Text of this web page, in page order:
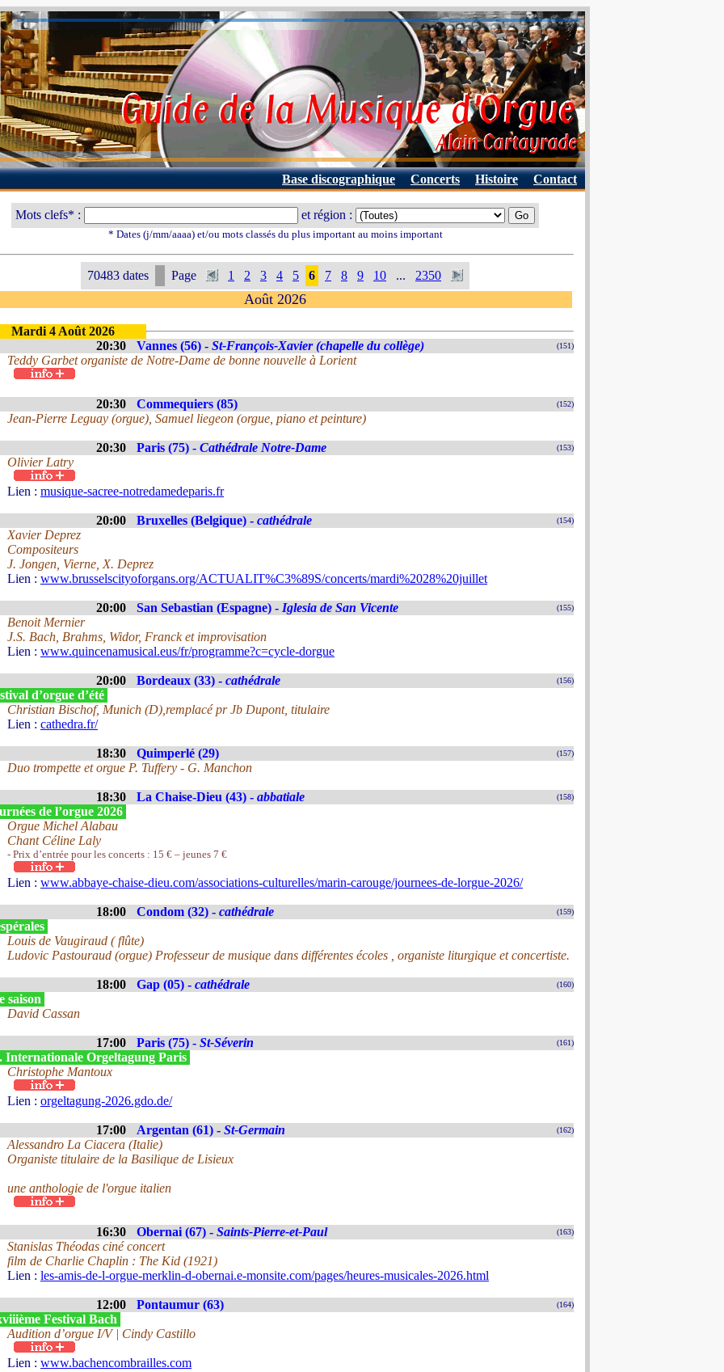
Base discographique Concerts Histoire Contact
Mots clefs* : et région :
* Dates (j/mm/aaaa) et/ou mots classés du plus important au moins important
70483 dates Page 1 2 3 4 5 6 7 8 9 10 ... 2350
Août 2026
Mardi 4 Août 2026
20:30
Vannes (56) - St-François-Xavier (chapelle du collège) (151)
Teddy Garbet organiste de Notre-Dame de bonne nouvelle à Lorient
20:30 Commequiers (85) (152)
Jean-Pierre Leguay (orgue), Samuel liegeon (orgue, piano et peinture)
20:30 Paris (75) - Cathédrale Notre-Dame (153)
Olivier Latry
Lien : musique-sacree-notredamedeparis.fr
20:00 Bruxelles (Belgique) - cathédrale (154)
Xavier Deprez
Compositeurs
J. Jongen, Vierne, X. Deprez
Lien : www.brusselscityoforgans.org/ACTUALIT%C3%89S/concerts/mardi%2028%20juillet
20:00 San Sebastian (Espagne) - Iglesia de San Vicente (155)
Benoit Mernier
J.S. Bach, Brahms, Widor, Franck et improvisation
Lien : www.quincenamusical.eus/fr/programme?c=cycle-dorgue
20:00 Bordeaux (33) - cathédrale (156)
d’orgue d’été
Christian Bischof, Munich (D),remplacé pr Jb Dupont, titulaire
Lien : cathedra.fr/
18:30 Quimperlé (29) (157)
Duo trompette et orgue P. Tuffery - G. Manchon
18:30 La Chaise-Dieu (43) - abbatiale (158)
de l’orgue 2026
Orgue Michel Alabau
Chant Céline Laly
- Prix d’entrée pour les concerts : 15 € – jeunes 7 €
Lien : www.abbaye-chaise-dieu.com/associations-culturelles/marin-carouge/journees-de-lorgue-2026/
18:00 Condom (32) - cathédrale (159)
Louis de Vaugiraud ( flûte)
Ludovic Pastouraud (orgue) Professeur de musique dans différentes écoles , organiste liturgique et concertiste.
18:00 Gap (05) - cathédrale (160)
saison
David Cassan
17:00 Paris (75) - St-Séverin (161)
Internationale Orgeltagung Paris
Christophe Mantoux
Lien : orgeltagung-2026.gdo.de/
17:00 Argentan (61) - St-Germain (162)
Alessandro La Ciacera (Italie)
Organiste titulaire de la Basilique de Lisieux
une anthologie de l'orgue italien
16:30 Obernai (67) - Saints-Pierre-et-Paul (163)
Stanislas Théodas ciné concert
film de Charlie Chaplin : The Kid (1921)
Lien : les-amis-de-l-orgue-merklin-d-obernai.e-monsite.com/pages/heures-musicales-2026.html
12:00 Pontaumur (63) (164)
Festival Bach
Audition d’orgue I/V | Cindy Castillo
Lien : www.bachencombrailles.com